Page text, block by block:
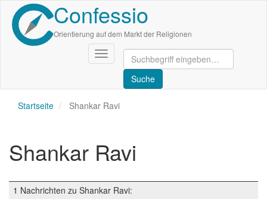
Direkt
zum
Inhalt
Confessio
Orientierung auf dem Markt der Religionen
Navigation
aktivieren/deaktivieren
Startseite Shankar Ravi
Shankar Ravi
1 Nachrichten zu Shankar Ravi: